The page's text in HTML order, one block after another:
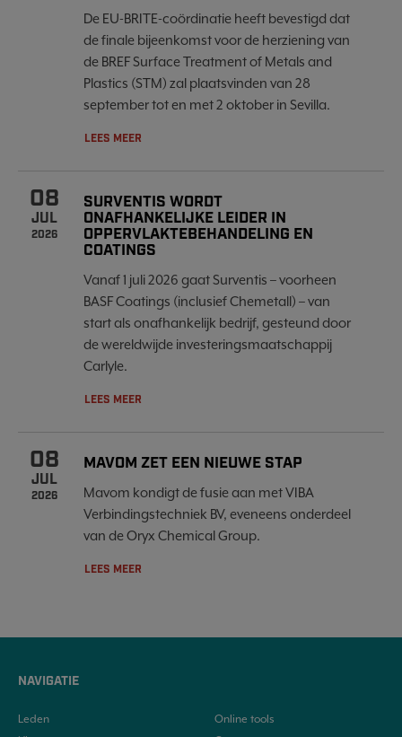
De EU-BRITE-coördinatie heeft bevestigd dat
de finale bijeenkomst voor de herziening van
de BREF Surface Treatment of Metals and
Plastics (STM) zal plaatsvinden van 28
september tot en met 2 oktober in Sevilla.
LEES MEER
08
JUL
2026
SURVENTIS WORDT
ONAFHANKELIJKE LEIDER IN
OPPERVLAKTEBEHANDELING EN
COATINGS
Vanaf 1 juli 2026 gaat Surventis – voorheen
BASF Coatings (inclusief Chemetall) – van
start als onafhankelijk bedrijf, gesteund door
de wereldwijde investeringsmaatschappij
Carlyle.
LEES MEER
08
JUL
2026
MAVOM ZET EEN NIEUWE STAP
Mavom kondigt de fusie aan met VIBA
Verbindingstechniek BV, eveneens onderdeel
van de Oryx Chemical Group.
LEES MEER
NAVIGATIE
Leden
Online tools